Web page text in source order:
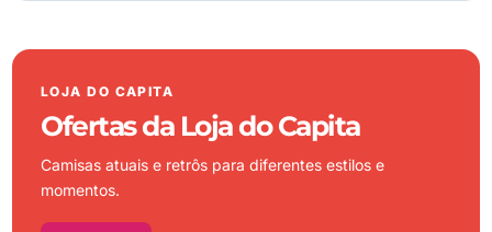
LOJA DO CAPITA
Ofertas da Loja do Capita
Camisas atuais e retrôs para diferentes estilos e
momentos.